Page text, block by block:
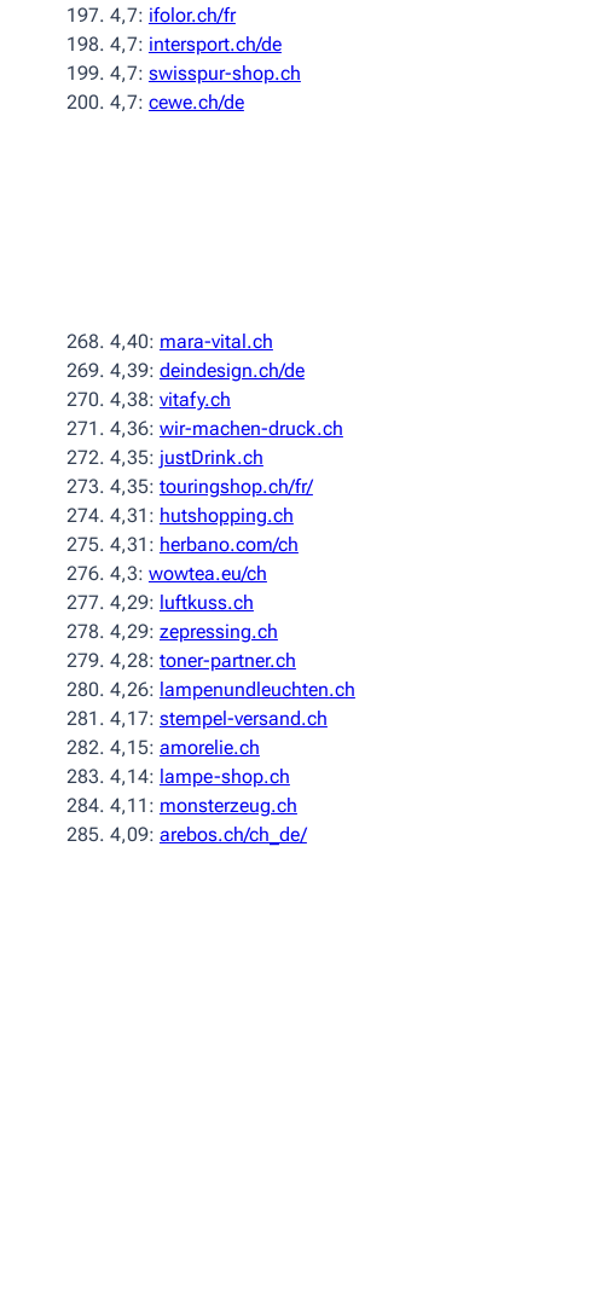
4,7: ifolor.ch/fr
4,7: intersport.ch/de
4,7: swisspur-shop.ch
4,7: cewe.ch/de
4,40: mara-vital.ch
4,39: deindesign.ch/de
4,38: vitafy.ch
4,36: wir-machen-druck.ch
4,35: justDrink.ch
4,35: touringshop.ch/fr/
4,31: hutshopping.ch
4,31: herbano.com/ch
4,3: wowtea.eu/ch
4,29: luftkuss.ch
4,29: zepressing.ch
4,28: toner-partner.ch
4,26: lampenundleuchten.ch
4,17: stempel-versand.ch
4,15: amorelie.ch
4,14: lampe-shop.ch
4,11: monsterzeug.ch
4,09: arebos.ch/ch_de/